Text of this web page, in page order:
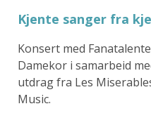
Kjente sanger fra
Konsert med
Damekor i samarbeid
utdrag fra Les
Music.